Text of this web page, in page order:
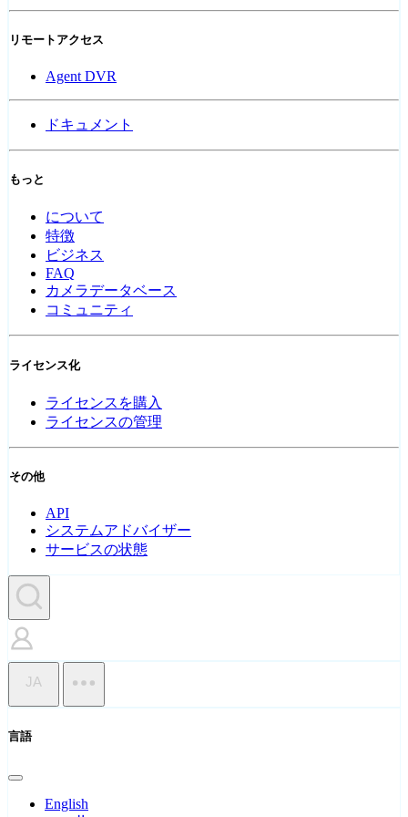
リモートアクセス
Agent DVR
ドキュメント
もっと
について
特徴
ビジネス
FAQ
カメラデータベース
コミュニティ
ライセンス化
ライセンスを購入
ライセンスの管理
その他
API
システムアドバイザー
サービスの状態
JA
言語
English